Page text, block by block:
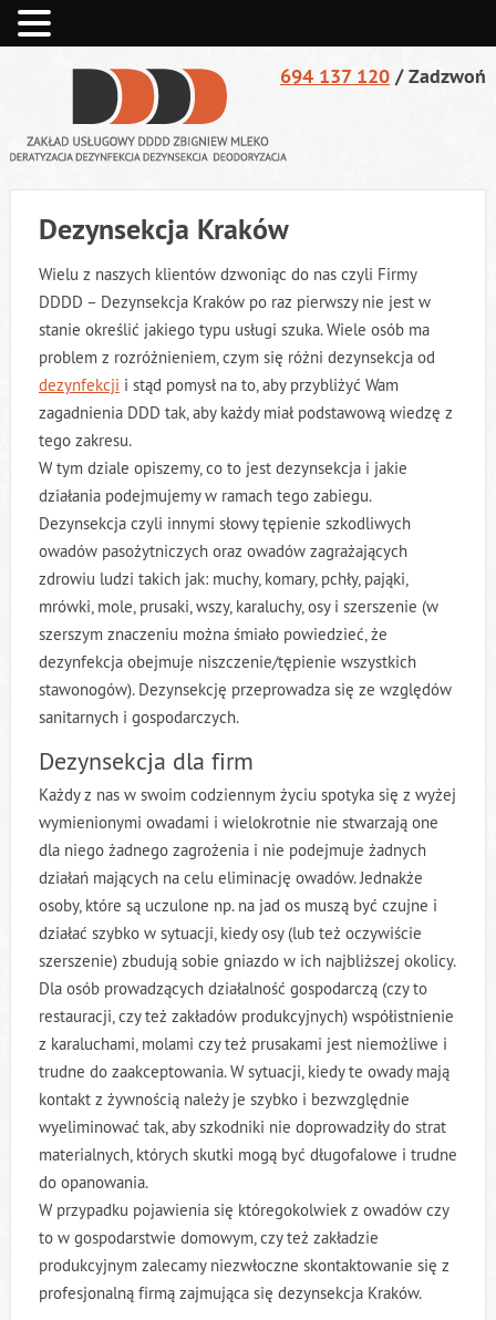
OFERTA
DEZYNFEKCJA
DEZYNSEKCJA
DERATYZACJA
O NAS
KONTAKT
694 137 120 / Zadzwoń
Dezynsekcja Kraków
Wielu z naszych klientów dzwoniąc do nas czyli Firmy
DDDD – Dezynsekcja Kraków po raz pierwszy nie jest w
stanie określić jakiego typu usługi szuka. Wiele osób ma
problem z rozróżnieniem, czym się różni dezynsekcja od
dezynfekcji i stąd pomysł na to, aby przybliżyć Wam
zagadnienia DDD tak, aby każdy miał podstawową wiedzę z
tego zakresu.
W tym dziale opiszemy, co to jest dezynsekcja i jakie
działania podejmujemy w ramach tego zabiegu.
Dezynsekcja czyli innymi słowy tępienie szkodliwych
owadów pasożytniczych oraz owadów zagrażających
zdrowiu ludzi takich jak: muchy, komary, pchły, pająki,
mrówki, mole, prusaki, wszy, karaluchy, osy i szerszenie (w
szerszym znaczeniu można śmiało powiedzieć, że
dezynfekcja obejmuje niszczenie/tępienie wszystkich
stawonogów). Dezynsekcję przeprowadza się ze względów
sanitarnych i gospodarczych.
Dezynsekcja dla firm
Każdy z nas w swoim codziennym życiu spotyka się z wyżej
wymienionymi owadami i wielokrotnie nie stwarzają one
dla niego żadnego zagrożenia i nie podejmuje żadnych
działań mających na celu eliminację owadów. Jednakże
osoby, które są uczulone np. na jad os muszą być czujne i
działać szybko w sytuacji, kiedy osy (lub też oczywiście
szerszenie) zbudują sobie gniazdo w ich najbliższej okolicy.
Dla osób prowadzących działalność gospodarczą (czy to
restauracji, czy też zakładów produkcyjnych) współistnienie
z karaluchami, molami czy też prusakami jest niemożliwe i
trudne do zaakceptowania. W sytuacji, kiedy te owady mają
kontakt z żywnością należy je szybko i bezwzględnie
wyeliminować tak, aby szkodniki nie doprowadziły do strat
materialnych, których skutki mogą być długofalowe i trudne
do opanowania.
W przypadku pojawienia się któregokolwiek z owadów czy
to w gospodarstwie domowym, czy też zakładzie
produkcyjnym zalecamy niezwłoczne skontaktowanie się z
profesjonalną firmą zajmująca się dezynsekcja Kraków.